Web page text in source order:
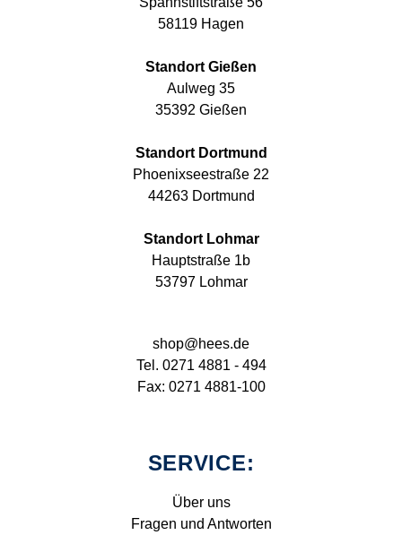
58119 Hagen
Standort Gießen
Aulweg 35
35392 Gießen
Standort Dortmund
Phoenixseestraße 22
44263 Dortmund
Standort Lohmar
Hauptstraße 1b
53797 Lohmar
shop@hees.de
Tel. 0271 4881 - 494
Fax: 0271 4881-100
SERVICE:
Über uns
Fragen und Antworten